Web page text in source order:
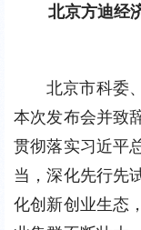
北京方迪经
北京市科委
本次发布会并致
贯彻落实习近平
当，深化先行先
化创新创业生态